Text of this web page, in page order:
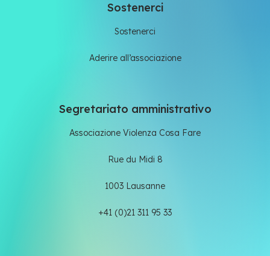
Sostenerci
Sostenerci
Aderire all’associazione
Segretariato amministrativo
Associazione Violenza Cosa Fare
Rue du Midi 8
1003 Lausanne
+41 (0)21 311 95 33